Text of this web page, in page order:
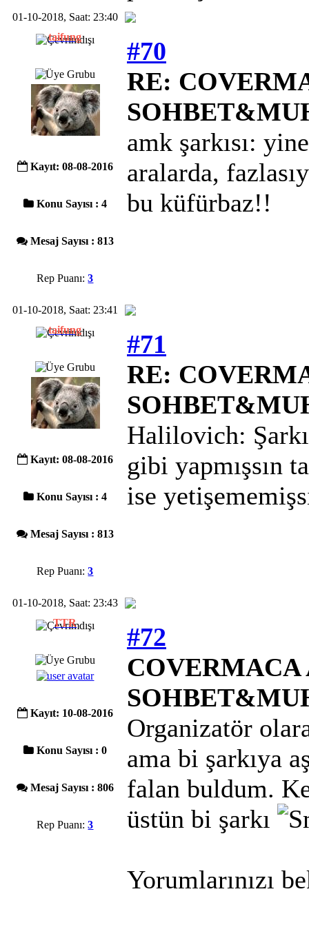
01-10-2018, Saat: 23:40
taifung
Kayıt: 08-08-2016
Konu Sayısı : 4
Mesaj Sayısı : 813
Rep Puanı:3
#70
RE:
amk şarkısı:
aralarda,
bu küfürbaz!!
01-10-2018, Saat: 23:41
taifung
Kayıt: 08-08-2016
Konu Sayısı : 4
Mesaj Sayısı : 813
Rep Puanı:3
#71
RE:
Halilovich:
gibi yapmışsın
ise
01-10-2018, Saat: 23:43
TTR
Kayıt: 10-08-2016
Konu Sayısı : 0
Mesaj Sayısı : 806
Rep Puanı:3
#72
COVERMACA
Organizatör
ama bi şarkıya
falan buldum.
üstün bi şarkı
Yorumlarınızı